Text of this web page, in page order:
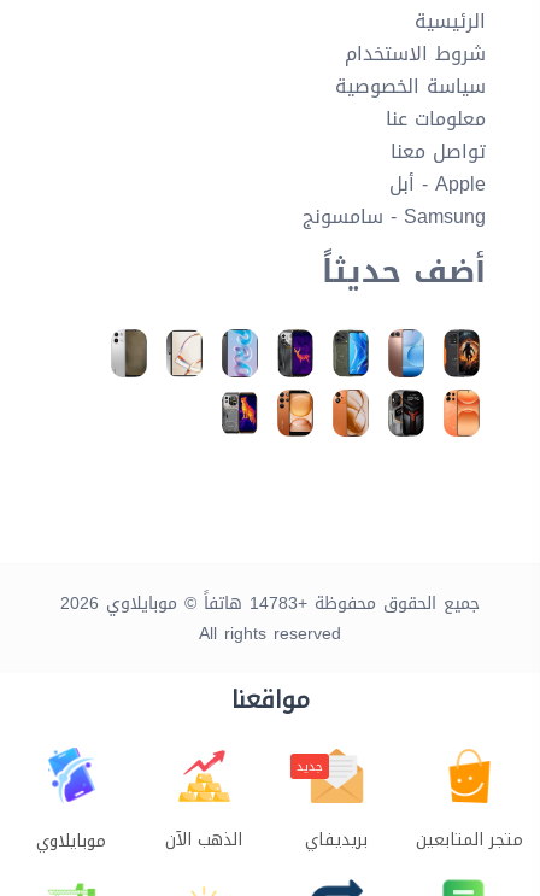
الرئيسية
شروط الاستخدام
سياسة الخصوصية
معلومات عنا
تواصل معنا
Apple - أبل
Samsung - سامسونج
أضف حديثاً
جميع الحقوق محفوظة +14783 هاتفاً © موبايلاوي 2026
All rights reserved